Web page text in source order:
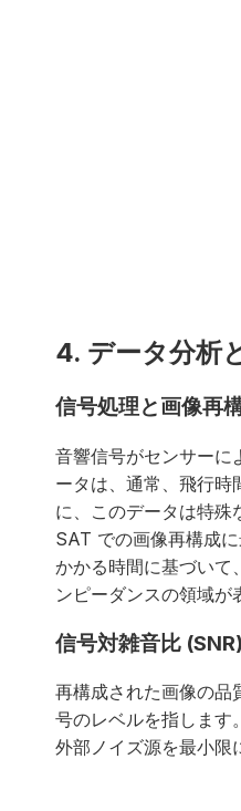
4. データ分析
信号処理と画像再
音響信号がセンサーに
ータは、通常、飛行
に、このデータは特殊
SAT での画像再構成
かかる時間に基づいて
ンピーダンスの領域が
信号対雑音比 (SNR)
再構成された画像の品
号のレベルを指します
外部ノイズ源を最小限